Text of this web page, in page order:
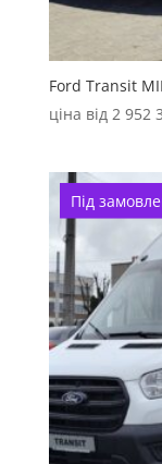
Ford Transit
ціна від 2 952
Під